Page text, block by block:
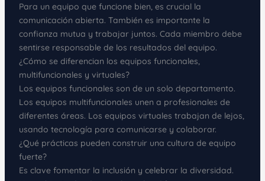
Para un equipo que funcione bien, es crucial la
comunicación abierta. También es importante la
confianza mutua y trabajar juntos. Cada miembro debe
sentirse responsable de los resultados del equipo.
¿Cómo se diferencian los equipos funcionales,
multifuncionales y virtuales?
Los equipos funcionales son de un solo departamento.
Los equipos multifuncionales unen a profesionales de
diferentes áreas. Los equipos virtuales trabajan de lejos,
usando tecnología para comunicarse y colaborar.
¿Qué prácticas pueden construir una cultura de equipo
fuerte?
Es clave fomentar la inclusión y celebrar la diversidad.